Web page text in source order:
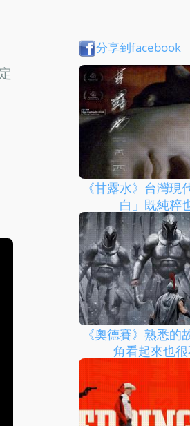
分享到facebook
《甘露水》台灣現
白」既純粹
《奧德賽》熟悉的
角看起來也